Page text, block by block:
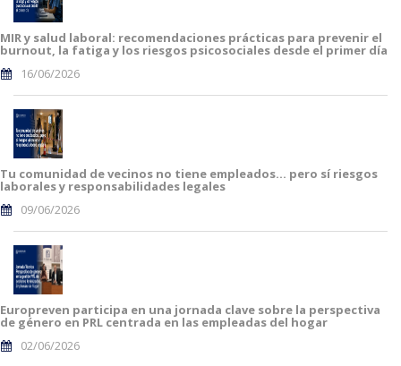
MIR y salud laboral: recomendaciones prácticas para prevenir el
burnout, la fatiga y los riesgos psicosociales desde el primer día
16/06/2026
Tu comunidad de vecinos no tiene empleados… pero sí riesgos
laborales y responsabilidades legales
09/06/2026
Europreven participa en una jornada clave sobre la perspectiva
de género en PRL centrada en las empleadas del hogar
02/06/2026